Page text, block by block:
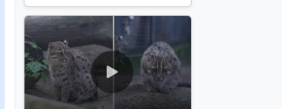
документальный фильм
с использованием ИИ